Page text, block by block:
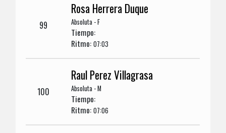
99
Rosa Herrera Duque
Absoluta - F
Tiempo:
Ritmo:07:03
100
Raul Perez Villagrasa
Absoluta - M
Tiempo:
Ritmo:07:06